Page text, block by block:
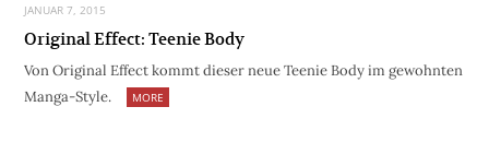
JANUAR 7, 2015
Original Effect: Teenie Body
Von Original Effect kommt dieser neue Teenie Body im gewohnten
Manga-Style.
MORE